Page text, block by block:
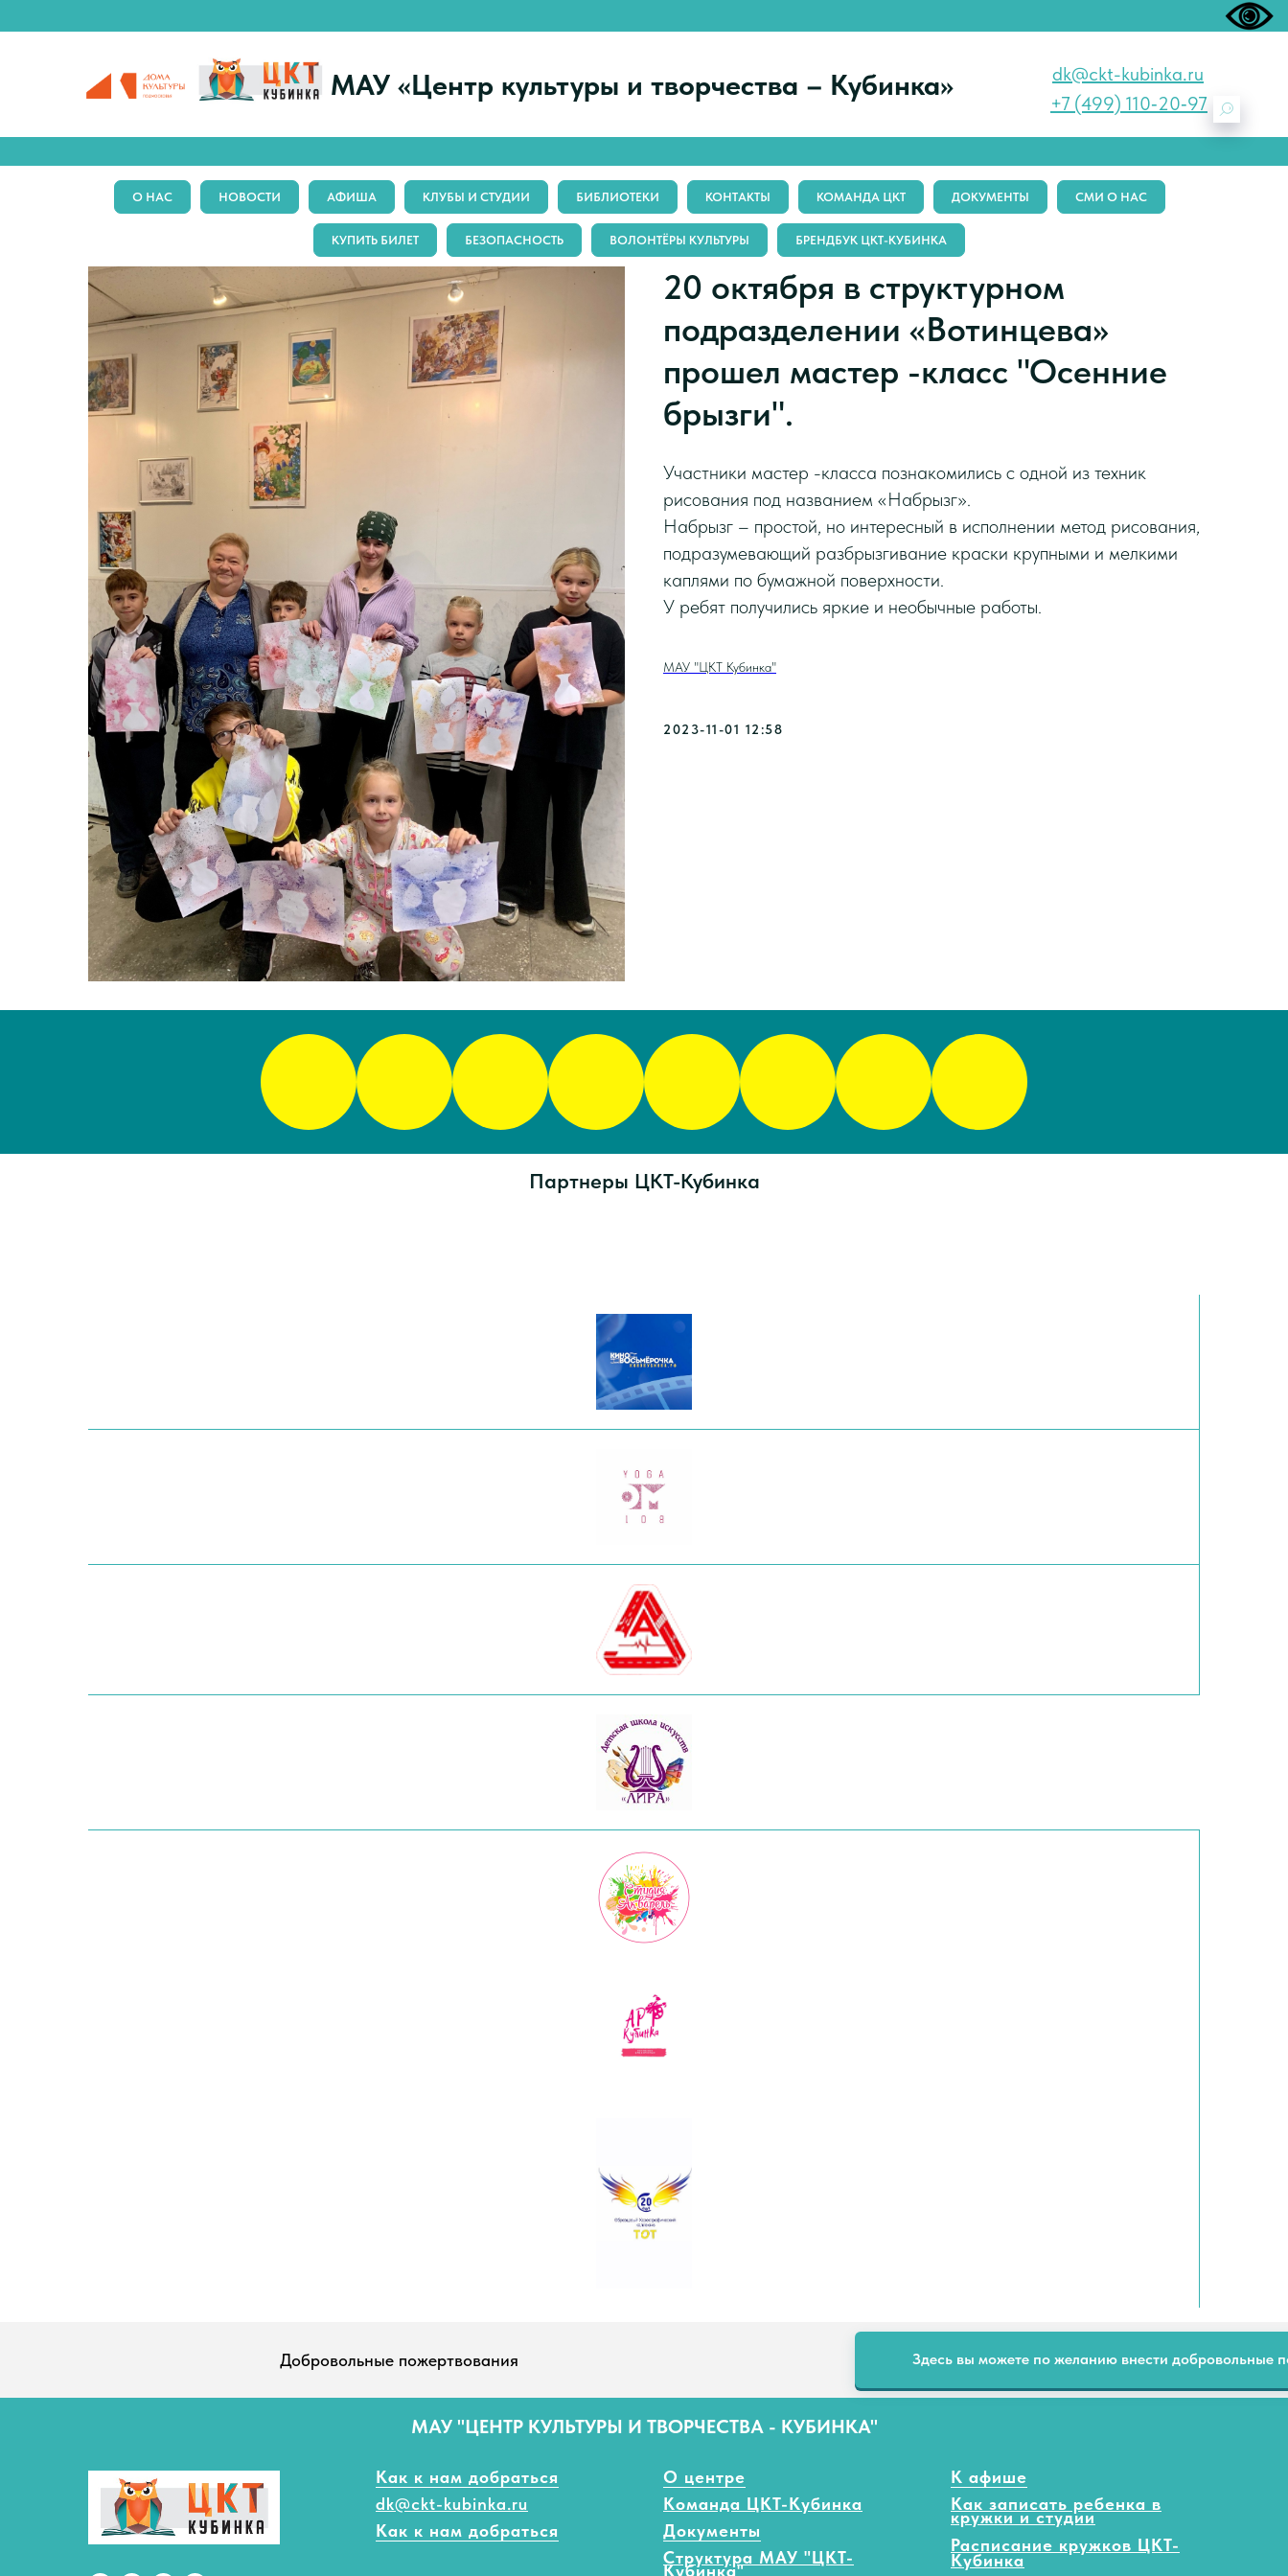
МАУ «Центр культуры и творчества – Кубинка»
dk@ckt-kubinka.ru
+7 (499) 110‑20‑97
О НАС НОВОСТИ АФИША КЛУБЫ И СТУДИИ БИБЛИОТЕКИ КОНТАКТЫ КОМАНДА ЦКТ ДОКУМЕНТЫ СМИ О НАС
КУПИТЬ БИЛЕТ БЕЗОПАСНОСТЬ ВОЛОНТЁРЫ КУЛЬТУРЫ БРЕНДБУК ЦКТ-КУБИНКА
20 октября в структурном
подразделении «Вотинцева»
прошел мастер -класс "Осенние
брызги".
Участники мастер -класса познакомились с одной из техник
рисования под названием «Набрызг».
Набрызг – простой, но интересный в исполнении метод рисования,
подразумевающий разбрызгивание краски крупными и мелкими
каплями по бумажной поверхности.
У ребят получились яркие и необычные работы.
МАУ "ЦКТ Кубинка"
2023-11-01 12:58
Партнеры ЦКТ-Кубинка
Добровольные пожертвования Здесь вы можете по желанию внести добровольные
МАУ "ЦЕНТР КУЛЬТУРЫ И ТВОРЧЕСТВА - КУБИНКА"
Как к нам добраться
dk@ckt-kubinka.ru
Как к нам добраться
О центре
Команда ЦКТ-Кубинка
Документы
Структура МАУ "ЦКТ-
Кубинка"
К афише
Как записать ребенка в
кружки и студии
Расписание кружков ЦКТ-
Кубинка